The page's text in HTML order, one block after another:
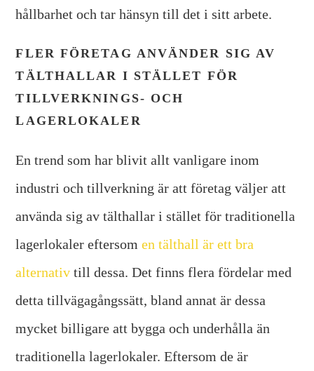
hållbarhet och tar hänsyn till det i sitt arbete.
FLER FÖRETAG ANVÄNDER SIG AV
TÄLTHALLAR I STÄLLET FÖR
TILLVERKNINGS- OCH
LAGERLOKALER
En trend som har blivit allt vanligare inom
industri och tillverkning är att företag väljer att
använda sig av tälthallar i stället för traditionella
lagerlokaler eftersomen tälthall är ett bra
alternativ till dessa. Det finns flera fördelar med
detta tillvägagångssätt, bland annat är dessa
mycket billigare att bygga och underhålla än
traditionella lagerlokaler. Eftersom de är